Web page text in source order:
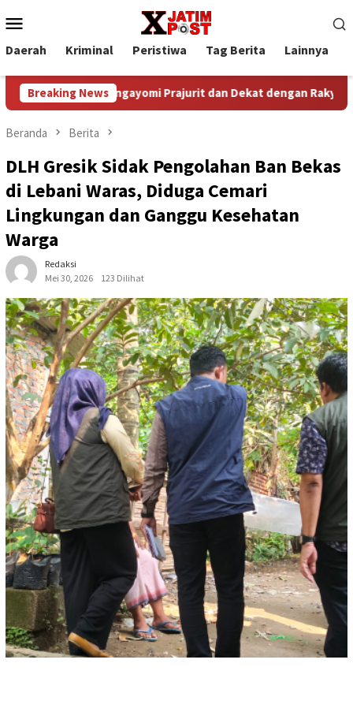
ke
kontenMobile
Daerah Kriminal Peristiwa Tag Berita Lainnya
Breaking News
yang Mengayomi Prajurit dan Dekat dengan Rakyat
Beranda Berita
DLH Gresik Sidak Pengolahan Ban Bekas
di Lebani Waras, Diduga Cemari
Lingkungan dan Ganggu Kesehatan
Warga
Redaksi
Mei 30, 2026
123 Dilihat